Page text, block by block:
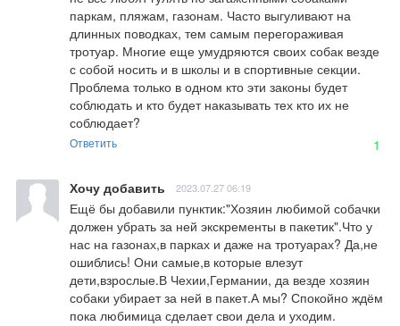
паркам, пляжам, газонам. Часто выгуливают на
длинных поводках, тем самым перегораживая
тротуар. Многие еще умудряются своих собак везде
с собой носить и в школы и в спортивные секции.
Проблема только в одном кто эти законы будет
соблюдать и кто будет наказывать тех кто их не
соблюдает?
Ответить 1
Хочу добавить 2023.07.27 06:19
Ещё бы добавили пунктик:"Хозяин любимой собачки
должен убрать за ней экскременты в пакетик".Что у
нас на газонах,в парках и даже на тротуарах? Да,не
ошиблись! Они самые,в которые влезут
дети,взрослые.В Чехии,Германии, да везде хозяин
собаки убирает за ней в пакет.А мы? Спокойно ждём
пока любимица сделает свои дела и уходим.